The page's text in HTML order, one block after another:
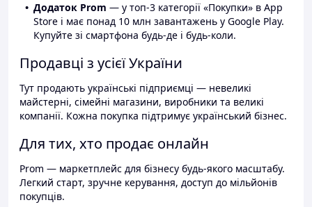
Додаток Prom — у топ-3 категорії «Покупки» в App
Store і має понад 10 млн завантажень у Google Play.
Купуйте зі смартфона будь-де і будь-коли.
Продавці з усієї України
Тут продають українські підприємці — невеликі
майстерні, сімейні магазини, виробники та великі
компанії. Кожна покупка підтримує український бізнес.
Для тих, хто продає онлайн
Prom — маркетплейс для бізнесу будь-якого масштабу.
Легкий старт, зручне керування, доступ до мільйонів
покупців.